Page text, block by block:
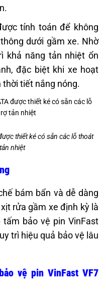
tính toán để không
dưới gầm xe. Nhờ
khả năng tản nhiệt ổn
đặc biệt khi xe hoạt
tiết nắng nóng.
thiết ké có sẵn các lỗ thoát
nhiệt
bám bẩn và dễ dàng
rửa gầm xe định kỳ là
bảo vệ pin VinFast
trì hiệu quả bảo vệ lâu
vệ pin VinFast VF7